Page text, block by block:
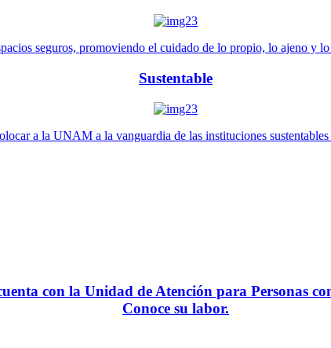
seguros, promoviendo el cuidado de lo propio, lo ajeno y
Sustentable
a la UNAM a la vanguardia de las instituciones
con la Unidad de Atención para Personas
Conoce su labor.